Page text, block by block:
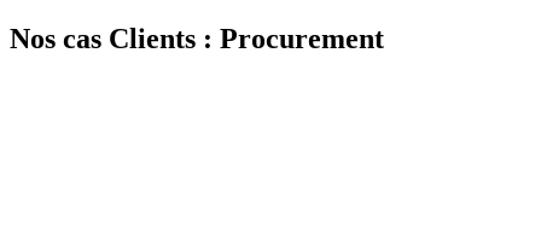
Nos cas Clients : Procurement